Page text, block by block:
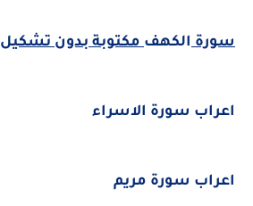
سورةالكهفمكتوبة بدون تشكيل
اعراب سورة الاسراء
اعراب سورة مريم